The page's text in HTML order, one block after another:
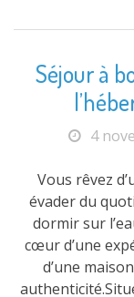
Séjour à
4
Vous rêvez
évader du
dormir sur
cœur d’une
d’une